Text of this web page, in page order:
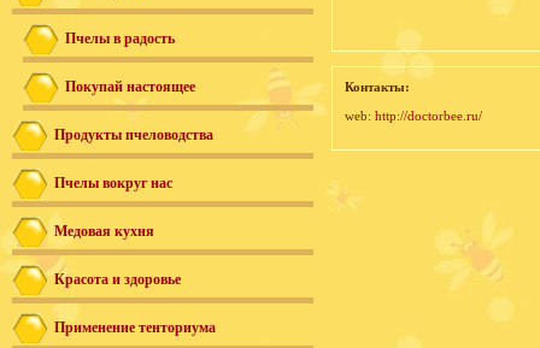
Пчелы в радость
Покупай настоящее
Продукты пчеловодства
Пчелы вокруг нас
Медовая кухня
Красота и здоровье
Применение тенториума
Контакты:
web: http://doctorbee.ru/